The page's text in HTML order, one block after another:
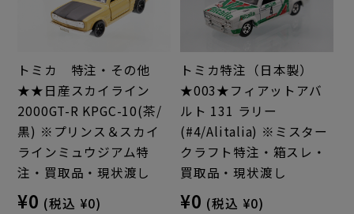
トミカ 特注・その他
★★日産スカイライン
2000GT-R KPGC-10(茶/
黒) ※プリンス＆スカイ
ラインミュウジアム特
注・買取品・現状渡し
¥0 (税込 ¥0)
トミカ特注（日本製）
★003★フィアットアバ
ルト 131 ラリー
(#4/Alitalia) ※ミスター
クラフト特注・箱スレ・
買取品・現状渡し
¥0 (税込 ¥0)